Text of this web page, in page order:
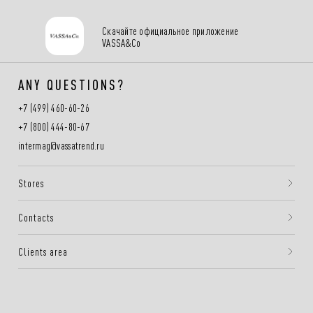
Скачайте официальное приложение
VASSA&Co
ANY QUESTIONS?
+7 (499) 460-60-26
+7 (800) 444-80-67
intermag@vassatrend.ru
Stores
Contacts
Clients area